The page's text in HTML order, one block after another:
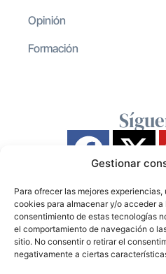
Gestionar
Para ofrecer las mejores
cookies para almacenar y/o acceder
consentimiento de estas tecnologías
el comportamiento de navegación o
sitio. No consentir o retirar el
negativamente a ciertas
Opinión
Formación